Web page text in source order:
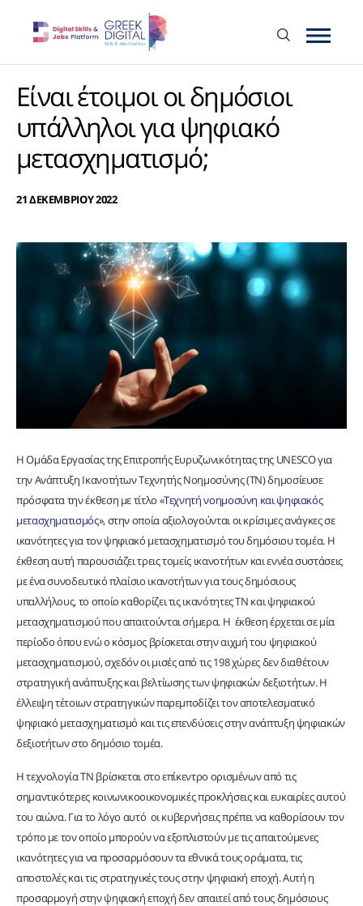
Είναι έτοιμοι οι δημόσιοι
υπάλληλοι για ψηφιακό
μετασχηματισμό;
21 ΔΕΚΕΜΒΡΙΟΥ 2022
Η Oμάδα Eργασίας της Eπιτροπής Eυρυζωνικότητας της UNESCO για
την Aνάπτυξη Iκανοτήτων Tεχνητής Nοημοσύνης (ΤΝ) δημοσίευσε
πρόσφατα την έκθεση με τίτλο «Τεχνητή νοημοσύνη και ψηφιακός
μετασχηματισμός», στην οποία αξιολογούνται οι κρίσιμες ανάγκες σε
ικανότητες για τον ψηφιακό μετασχηματισμό του δημόσιου τομέα. Η
έκθεση αυτή παρουσιάζει τρεις τομείς ικανοτήτων και εννέα συστάσεις
με ένα συνοδευτικό πλαίσιο ικανοτήτων για τους δημόσιους
υπαλλήλους, το οποίο καθορίζει τις ικανότητες ΤΝ και ψηφιακού
μετασχηματισμού που απαιτούνται σήμερα. Η έκθεση έρχεται σε μία
περίοδο όπου ενώ ο κόσμος βρίσκεται στην αιχμή του ψηφιακού
μετασχηματισμού, σχεδόν οι μισές από τις 198 χώρες δεν διαθέτουν
στρατηγική ανάπτυξης και βελτίωσης των ψηφιακών δεξιοτήτων. Η
έλλειψη τέτοιων στρατηγικών παρεμποδίζει τον αποτελεσματικό
ψηφιακό μετασχηματισμό και τις επενδύσεις στην ανάπτυξη ψηφιακών
δεξιοτήτων στο δημόσιο τομέα.
Η τεχνολογία ΤΝ βρίσκεται στο επίκεντρο ορισμένων από τις
σημαντικότερες κοινωνικοοικονομικές προκλήσεις και ευκαιρίες αυτού
του αιώνα. Για το λόγο αυτό οι κυβερνήσεις πρέπει να καθορίσουν τον
τρόπο με τον οποίο μπορούν να εξοπλιστούν με τις απαιτούμενες
ικανότητες για να προσαρμόσουν τα εθνικά τους οράματα, τις
αποστολές και τις στρατηγικές τους στην ψηφιακή εποχή. Αυτή η
προσαρμογή στην ψηφιακή εποχή δεν απαιτεί από τους δημόσιους